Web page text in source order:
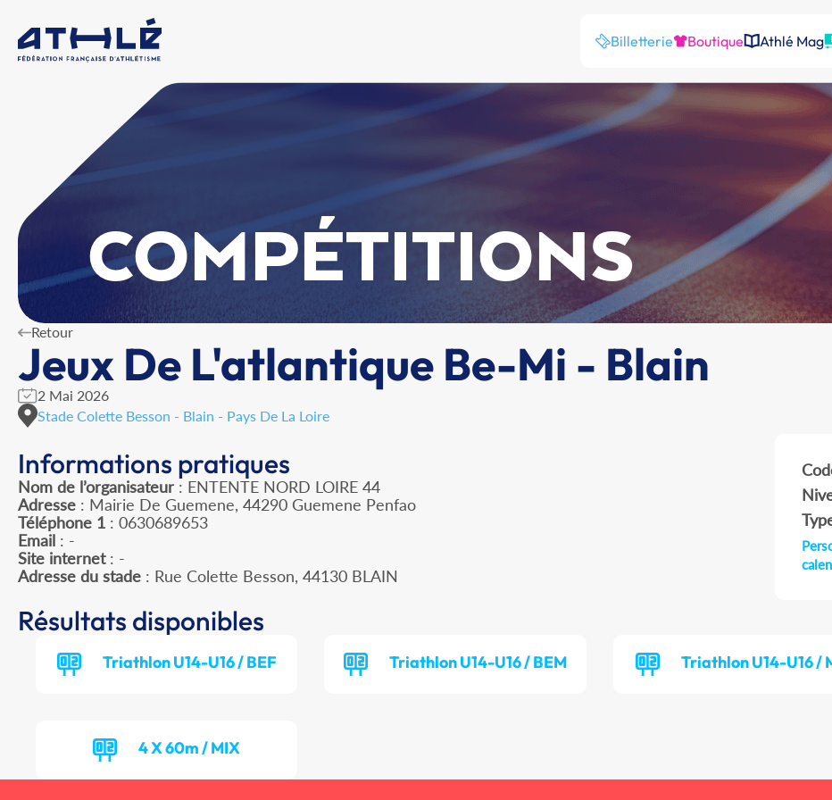
Billetterie Boutique Athlé Mag
COMPÉTITIONS
Retour
Jeux De L'atlantique Be-Mi - Blain
2 Mai 2026
Stade Colette Besson - Blain - Pays De La Loire
Informations pratiques
Nom de l’organisateur : ENTENTE NORD LOIRE 44
Adresse : Mairie De Guemene, 44290 Guemene Penfao
Téléphone 1 : 0630689653
Email : -
Site internet: -
Adresse du stade : Rue Colette Besson, 44130 BLAIN
Résultats disponibles
Triathlon U14-U16 / BEF Triathlon U14-U16 / BEM Triathlon U14-U16 /
4 X 60m / MIX